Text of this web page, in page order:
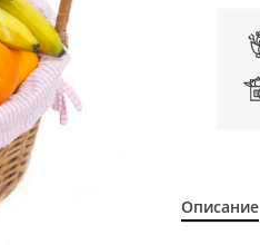
Описание